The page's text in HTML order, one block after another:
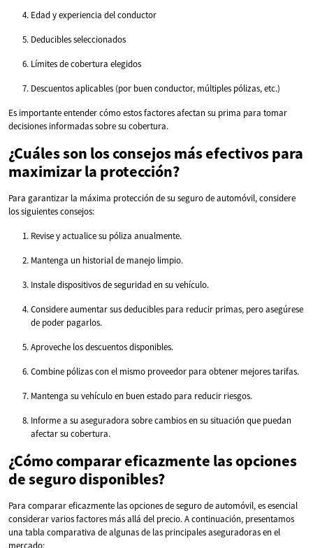
Edad y experiencia del conductor
Deducibles seleccionados
Límites de cobertura elegidos
Descuentos aplicables (por buen conductor, múltiples pólizas, etc.)
Es importante entender cómo estos factores afectan su prima para tomar
decisiones informadas sobre su cobertura.
¿Cuáles son los consejos más efectivos para
maximizar la protección?
Para garantizar la máxima protección de su seguro de automóvil, considere
los siguientes consejos:
Revise y actualice su póliza anualmente.
Mantenga un historial de manejo limpio.
Instale dispositivos de seguridad en su vehículo.
Considere aumentar sus deducibles para reducir primas, pero asegúrese
de poder pagarlos.
Aproveche los descuentos disponibles.
Combine pólizas con el mismo proveedor para obtener mejores tarifas.
Mantenga su vehículo en buen estado para reducir riesgos.
Informe a su aseguradora sobre cambios en su situación que puedan
afectar su cobertura.
¿Cómo comparar eficazmente las opciones
de seguro disponibles?
Para comparar eficazmente las opciones de seguro de automóvil, es esencial
considerar varios factores más allá del precio. A continuación, presentamos
una tabla comparativa de algunas de las principales aseguradoras en el
mercado: